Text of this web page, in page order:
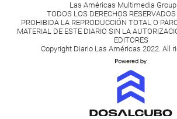
Las Américas Multimedia Group
TODOS LOS DERECHOS
PROHIBIDA LA REPRODUCCIÓN TOTAL O
MATERIAL DE ESTE DIARIO SIN LA
EDITORES
Copyright Diario Las Américas 2022. All